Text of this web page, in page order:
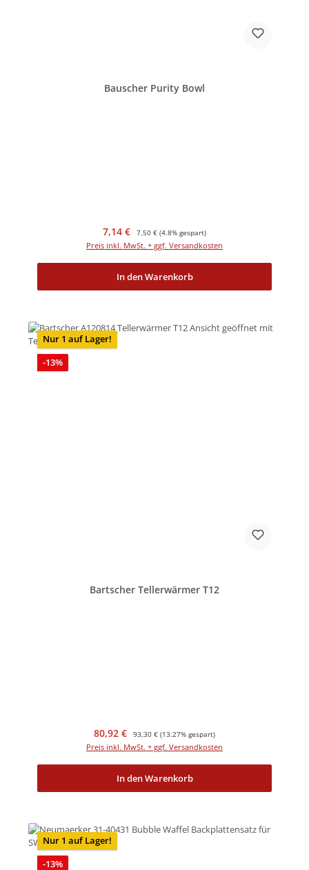
Bauscher Purity Bowl
Verkaufspreis:
7,14 € Regulärer Preis:
7,50 € (4.8% gespart)
Preis inkl. MwSt. + ggf. Versandkosten
In den Warenkorb
Nur 1 auf Lager!
-13%Rabatt
Bartscher Tellerwärmer T12
Verkaufspreis:
80,92 € Regulärer Preis:
93,30 € (13.27% gespart)
Preis inkl. MwSt. + ggf. Versandkosten
In den Warenkorb
Nur 1 auf Lager!
-13%Rabatt